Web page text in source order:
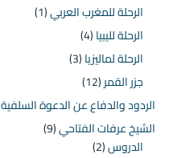
الرحلة للمغرب العربي(1)
الرحلة لليبيا(4)
الرحلة لماليزيا(3)
جزر القمر(12)
الردود والدفاع عن الدعوة السلفية
الشيخ عرفات الفتاحي(9)
الدروس(2)